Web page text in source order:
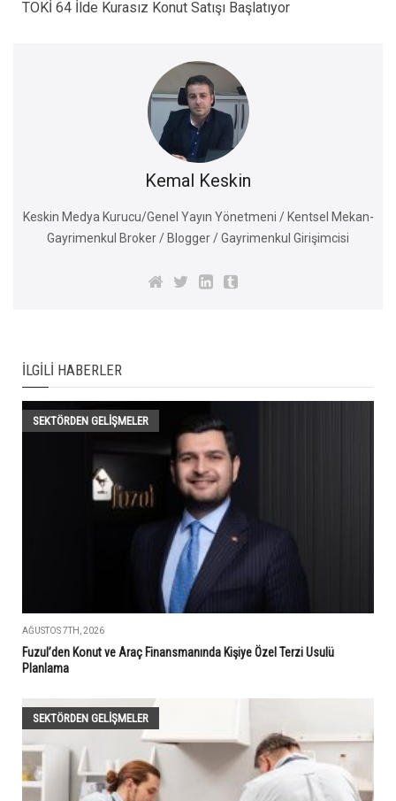
TOKİ 64 İlde Kurasız Konut Satışı Başlatıyor
Kemal Keskin
Keskin Medya Kurucu/Genel Yayın Yönetmeni / Kentsel Mekan-
Gayrimenkul Broker / Blogger / Gayrimenkul Girişimcisi
İLGILI HABERLER
SEKTÖRDEN GELIŞMELER
AĞUSTOS 7TH, 2026
Fuzul’den Konut ve Araç Finansmanında Kişiye Özel Terzi Usulü
Planlama
SEKTÖRDEN GELIŞMELER